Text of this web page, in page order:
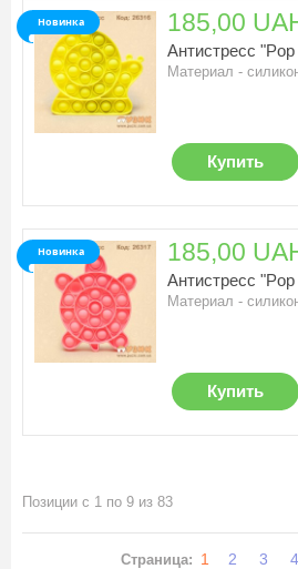
185,00
Антистресс "Pop
Материал -
Купить
Новинка
185,00
Антистресс
Материал -
Купить
Новинка
Позиции с 1 по 9 из 83
Страница: 1 2 3 4